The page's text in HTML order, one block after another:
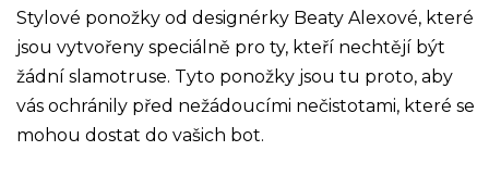
Stylové ponožky od designérky Beaty Alexové, které
jsou vytvořeny speciálně pro ty, kteří nechtějí být
žádní slamotruse. Tyto ponožky jsou tu proto, aby
vás ochránily před nežádoucími nečistotami, které se
mohou dostat do vašich bot.